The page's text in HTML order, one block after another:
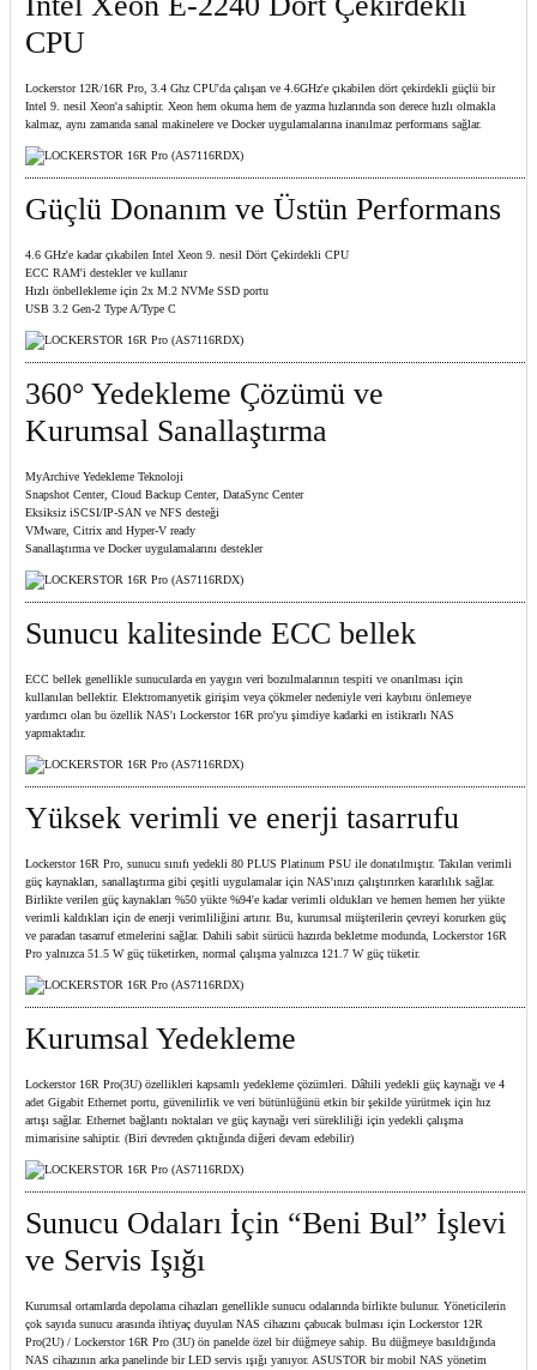
CPU
Lockerstor 12R/16R Pro, 3.4 Ghz CPU'da çalışan ve 4.6GHz'e çıkabilen dört çekirdekli güçlü bir
Intel 9. nesil Xeon'a sahiptir. Xeon hem okuma hem de yazma hızlarında son derece hızlı olmakla
kalmaz, aynı zamanda sanal makinelere ve Docker uygulamalarına inanılmaz performans sağlar.
Güçlü Donanım ve Üstün Performans
4.6 GHz'e kadar çıkabilen Intel Xeon 9. nesil Dört Çekirdekli CPU
ECC RAM'i destekler ve kullanır
Hızlı önbellekleme için 2x M.2 NVMe SSD portu
USB 3.2 Gen-2 Type A/Type C
360° Yedekleme Çözümü ve
Kurumsal Sanallaştırma
MyArchive Yedekleme Teknoloji
Snapshot Center, Cloud Backup Center, DataSync Center
Eksiksiz iSCSI/IP-SAN ve NFS desteği
VMware, Citrix and Hyper-V ready
Sanallaştırma ve Docker uygulamalarını destekler
Sunucu kalitesinde ECC bellek
ECC bellek genellikle sunucularda en yaygın veri bozulmalarının tespiti ve onarılması için
kullanılan bellektir. Elektromanyetik girişim veya çökmeler nedeniyle veri kaybını önlemeye
yardımcı olan bu özellik NAS'ı Lockerstor 16R pro'yu şimdiye kadarki en istikrarlı NAS
yapmaktadır.
Yüksek verimli ve enerji tasarrufu
Lockerstor 16R Pro, sunucu sınıfı yedekli 80 PLUS Platinum PSU ile donatılmıştır. Takılan verimli
güç kaynakları, sanallaştırma gibi çeşitli uygulamalar için NAS'ınızı çalıştırırken kararlılık sağlar.
Birlikte verilen güç kaynakları %50 yükte %94'e kadar verimli oldukları ve hemen hemen her yükte
verimli kaldıkları için de enerji verimliliğini artırır. Bu, kurumsal müşterilerin çevreyi korurken güç
ve paradan tasarruf etmelerini sağlar. Dahili sabit sürücü hazırda bekletme modunda, Lockerstor 16R
Pro yalnızca 51.5 W güç tüketirken, normal çalışma yalnızca 121.7 W güç tüketir.
Kurumsal Yedekleme
Lockerstor 16R Pro(3U) özellikleri kapsamlı yedekleme çözümleri. Dâhili yedekli güç kaynağı ve 4
adet Gigabit Ethernet portu, güvenilirlik ve veri bütünlüğünü etkin bir şekilde yürütmek için hız
artışı sağlar. Ethernet bağlantı noktaları ve güç kaynağı veri sürekliliği için yedekli çalışma
mimarisine sahiptir. (Biri devreden çıktığında diğeri devam edebilir)
Sunucu Odaları İçin “Beni Bul” İşlevi
ve Servis Işığı
Kurumsal ortamlarda depolama cihazları genellikle sunucu odalarında birlikte bulunur. Yöneticilerin
çok sayıda sunucu arasında ihtiyaç duyulan NAS cihazını çabucak bulması için Lockerstor 12R
Pro(2U) / Lockerstor 16R Pro (3U) ön panelde özel bir düğmeye sahip. Bu düğmeye basıldığında
NAS cihazının arka panelinde bir LED servis ışığı yanıyor. ASUSTOR bir mobil NAS yönetim